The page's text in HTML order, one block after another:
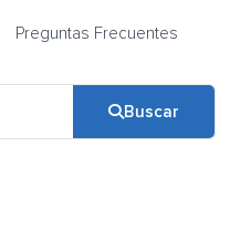
Preguntas Frecuentes
Buscar